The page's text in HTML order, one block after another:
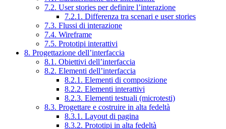
7.2. User stories per definire l’interazione
7.2.1. Differenza tra scenari e user stories
7.3. Flussi di interazione
7.4. Wireframe
7.5. Prototipi interattivi
8. Progettazione dell’interfaccia
8.1. Obiettivi dell’interfaccia
8.2. Elementi dell’interfaccia
8.2.1. Elementi di composizione
8.2.2. Elementi interattivi
8.2.3. Elementi testuali (microtesti)
8.3. Progettare e costruire in alta fedeltà
8.3.1. Layout di pagina
8.3.2. Prototipi in alta fedeltà